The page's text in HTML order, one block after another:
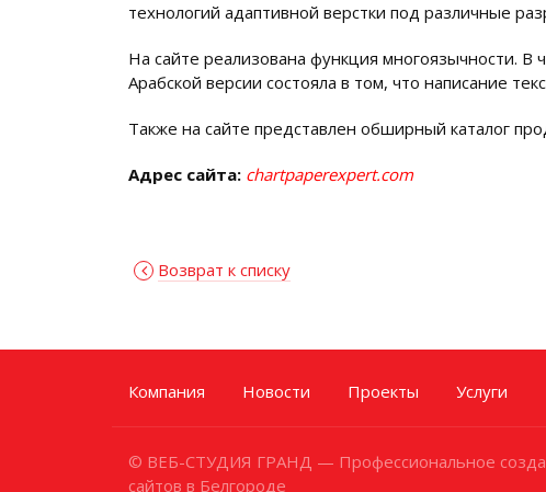
технологий адаптивной верстки под различные
На сайте реализована функция многоязычности. В
Арабской версии состояла в том, что написание
Также на сайте представлен обширный каталог
Адрес сайта: chartpaperexpert.com
Возврат к списку
Компания Новости Проекты Услуги
© ВЕБ-СТУДИЯ ГРАНД — Профессиональное
сайтов в Белгороде